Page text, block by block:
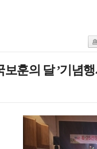
보훈의 달 ’기념